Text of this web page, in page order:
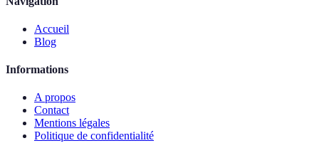
Accueil
Blog
Informations
A propos
Contact
Mentions légales
Politique de confidentialité